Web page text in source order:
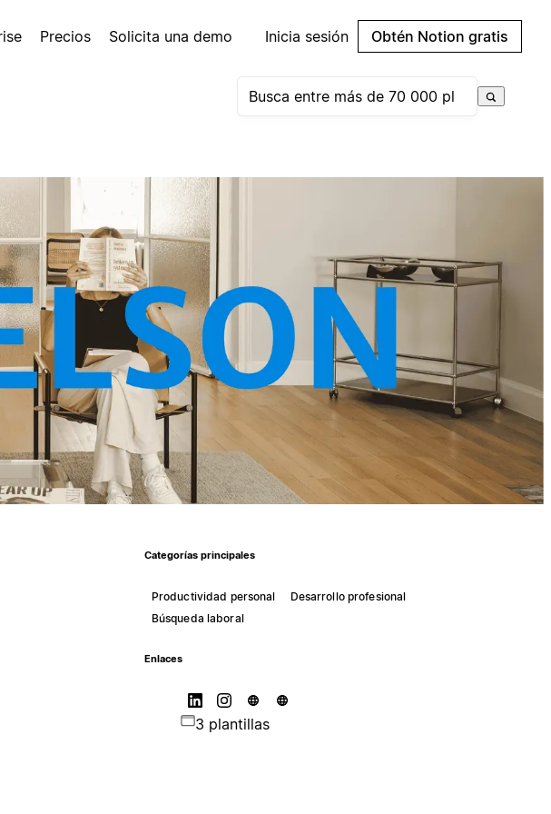
Precios Solicita una demo Inicia sesión Obtén Notion gratis
Categorías principales
Productividad personal
Desarrollo profesional
Búsqueda laboral
Enlaces
3 plantillas